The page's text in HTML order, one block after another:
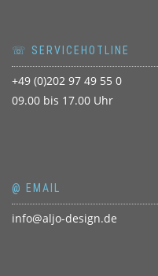
☏ SERVICEHOTLINE
+49 (0)202 97 49 55 0
09.00 bis 17.00 Uhr
@ EMAIL
info@aljo-design.de